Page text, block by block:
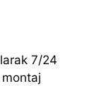
7/24
montaj